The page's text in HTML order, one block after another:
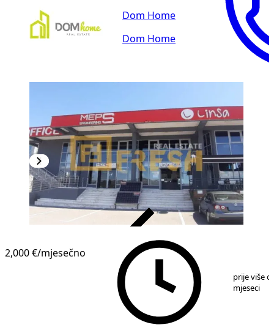
Dom Home
Dom Home
2,000 €/mjesečno
prije više
mjeseci